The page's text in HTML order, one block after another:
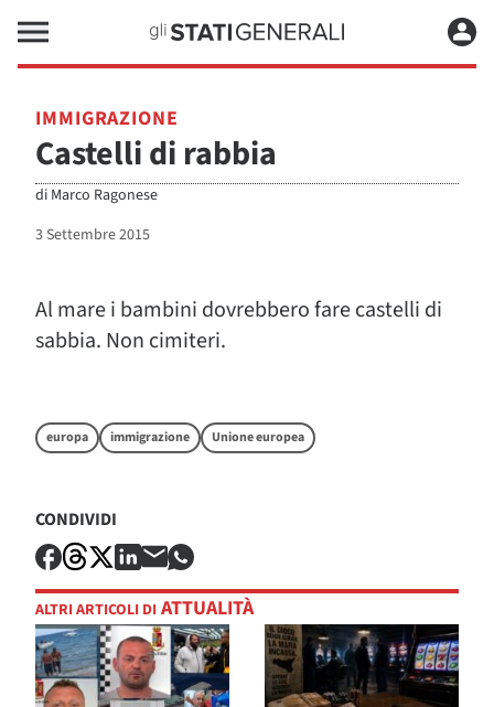
IMMIGRAZIONE
Castelli di rabbia
di Marco Ragonese
3 Settembre 2015
Al mare i bambini dovrebbero fare castelli di
sabbia. Non cimiteri.
europa immigrazione Unione europea
CONDIVIDI
ALTRI ARTICOLI DI ATTUALITÀ